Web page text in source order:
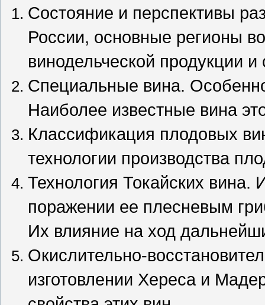
Состояние и перспективы
России, основные регионы
винодельческой продукции
Специальные вина.
Наиболее известные вина
Классификация плодовых
технологии производства
Технология Токайских
поражении ее плесневым
Их влияние на ход
Окислительно-
изготовлении Хереса и